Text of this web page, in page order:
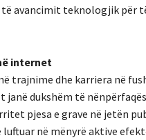
avancimit teknologjik për
internet
trajnime dhe karriera në
dukshëm të
pjesa e grave në jetën
në mënyrë aktive